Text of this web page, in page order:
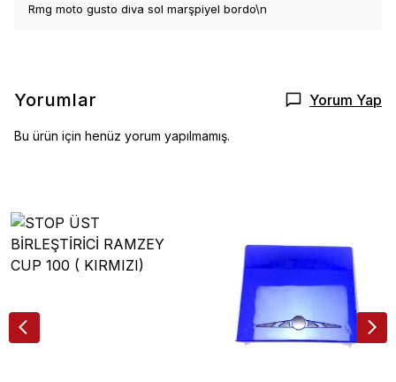
Rmg moto gusto diva sol marşpiyel bordo\n
Yorumlar Yorum Yap
Bu ürün için henüz yorum yapılmamış.